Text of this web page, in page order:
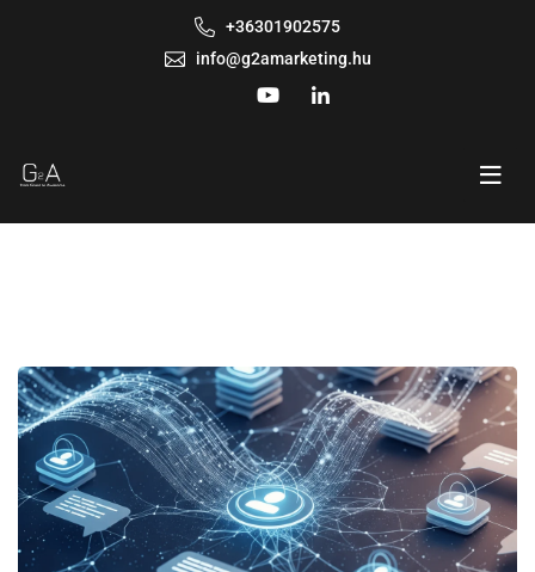
+36301902575
info@g2amarketing.hu